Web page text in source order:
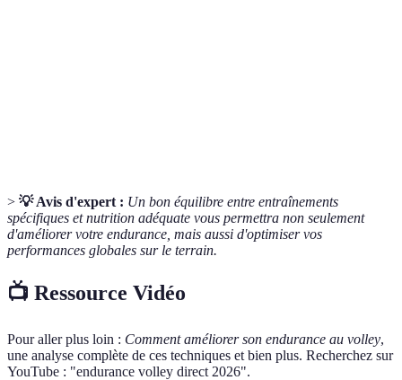
> 💡 Avis d'expert : Un bon équilibre entre entraînements
spécifiques et nutrition adéquate vous permettra non seulement
d'améliorer votre endurance, mais aussi d'optimiser vos
performances globales sur le terrain.
📺 Ressource Vidéo
Pour aller plus loin : Comment améliorer son endurance au volley,
une analyse complète de ces techniques et bien plus. Recherchez sur
YouTube : "endurance volley direct 2026".